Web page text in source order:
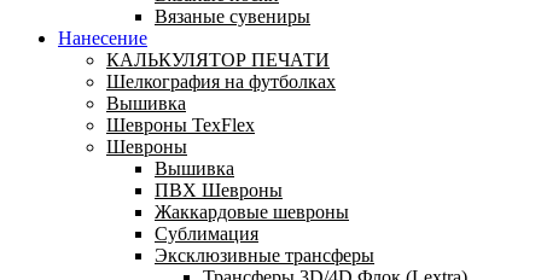
Вязаные сувениры
Нанесение
КАЛЬКУЛЯТОР ПЕЧАТИ
Шелкография на футболках
Вышивка
Шевроны TexFlex
Шевроны
Вышивка
ПВХ Шевроны
Жаккардовые шевроны
Сублимация
Эксклюзивные трансферы